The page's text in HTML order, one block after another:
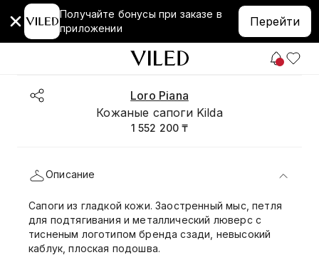
Получайте бонусы при заказе в
приложении
Перейти
Loro Piana
Кожаные сапоги Kilda
1 552 200 ₸
Описание
Сапоги из гладкой кожи. Заостренный мыс, петля
для подтягивания и металлический люверс с
тисненым логотипом бренда сзади, невысокий
каблук, плоская подошва.